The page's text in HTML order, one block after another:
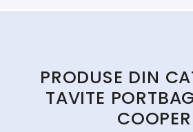
PRODUSE DIN
TAVITE
COOPER